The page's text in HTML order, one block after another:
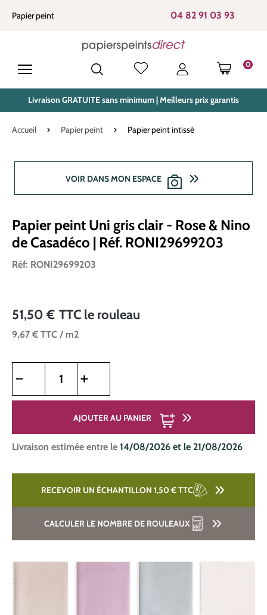
principal
Papier peint 04 82 91 03 93
0
LE
Livraison GRATUITE sans minimum | Meilleurs prix garantis
Accueil Papier peint Papier peint intissé
VOIR DANS MON ESPACE
Papier peint Uni gris clair - Rose & Nino
de Casadéco | Réf. RONI29699203
Réf: RONI29699203
51,50 € TTC le rouleau
9,67 € TTC / m2
AJOUTER AU PANIER
Livraison estimée entre le 14/08/2026 et le 21/08/2026
RECEVOIR UN ÉCHANTILLON 1,50 €TTC
CALCULER LE NOMBRE DE ROULEAUX